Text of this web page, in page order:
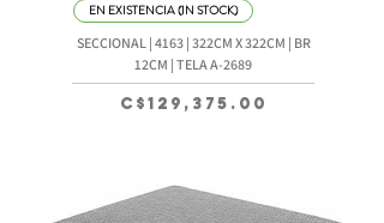
EN EXISTENCIA (IN STOCK)
SECCIONAL | 4163 | 322CM X 322CM | BR
12CM | TELA A-2689
Precio
C$129,375.00